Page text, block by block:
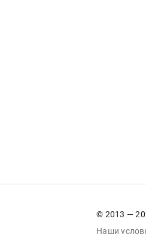
© 2013 —
Наши